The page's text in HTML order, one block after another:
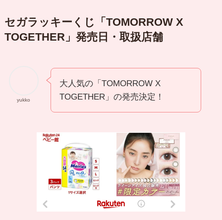
セガラッキーくじ「TOMORROW X
TOGETHER」発売日・取扱店舗
yukko
大人気の「TOMORROW X
TOGETHER」の発売決定！